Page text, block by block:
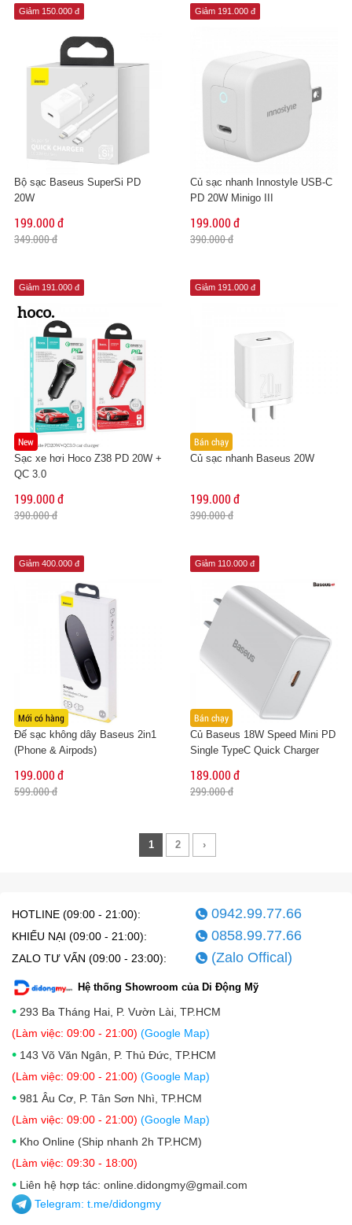
Giảm 150.000 đ
Bộ sạc Baseus SuperSi PD
20W
199.000 đ
349.000 đ
Giảm 191.000 đ
Củ sạc nhanh Innostyle USB-C
PD 20W Minigo III
199.000 đ
390.000 đ
New
Giảm 191.000 đ
Sạc xe hơi Hoco Z38 PD 20W +
QC 3.0
199.000 đ
390.000 đ
Bán chạy
Giảm 191.000 đ
Củ sạc nhanh Baseus 20W
199.000 đ
390.000 đ
Mới có hàng
Giảm 400.000 đ
Đế sạc không dây Baseus 2in1
(Phone & Airpods)
199.000 đ
599.000 đ
Bán chạy
Giảm 110.000 đ
Củ Baseus 18W Speed Mini PD
Single TypeC Quick Charger
189.000 đ
299.000 đ
1 2 ›
HOTLINE (09:00 - 21:00): 0942.99.77.66
KHIẾU NẠI (09:00 - 21:00): 0858.99.77.66
ZALO TƯ VẤN (09:00 - 23:00): (Zalo Offical)
Hệ thống Showroom của Di Động Mỹ
• 293 Ba Tháng Hai, P. Vườn Lài, TP.HCM
(Làm việc: 09:00 - 21:00) (Google Map)
• 143 Võ Văn Ngân, P. Thủ Đức, TP.HCM
(Làm việc: 09:00 - 21:00) (Google Map)
• 981 Âu Cơ, P. Tân Sơn Nhì, TP.HCM
(Làm việc: 09:00 - 21:00) (Google Map)
• Kho Online (Ship nhanh 2h TP.HCM)
(Làm việc: 09:30 - 18:00)
• Liên hệ hợp tác: online.didongmy@gmail.com
Telegram: t.me/didongmy